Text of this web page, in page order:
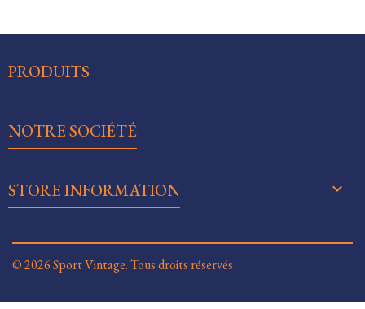
PRODUITS
NOTRE SOCIÉTÉ
STORE INFORMATION keyboard_arrow_down
© 2026 Sport Vintage. Tous droits réservés